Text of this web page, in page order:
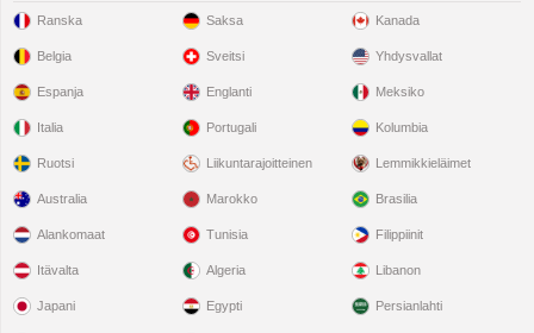
Ranska
Belgia
Espanja
Italia
Ruotsi
Saksa
Sveitsi
Englanti
Portugali
Liikuntarajoitteinen
Kanada
Yhdysvallat
Meksiko
Kolumbia
Lemmikkieläimet
Australia
Alankomaat
Itävalta
Japani
Marokko
Tunisia
Algeria
Egypti
Brasilia
Filippiinit
Libanon
Persianlahti